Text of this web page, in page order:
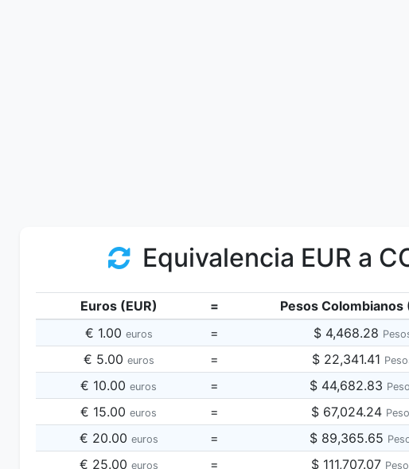
Equivalencia EUR a
Euros (EUR) =
Pesos Colombianos
€ 1.00 euros = $ 4,468.28
€ 5.00 euros = $ 22,341.41
€ 10.00 euros = $ 44,682.83
€ 15.00 euros = $ 67,024.24
€ 20.00 euros = $ 89,365.65
€ 25.00 euros = $ 111,707.07